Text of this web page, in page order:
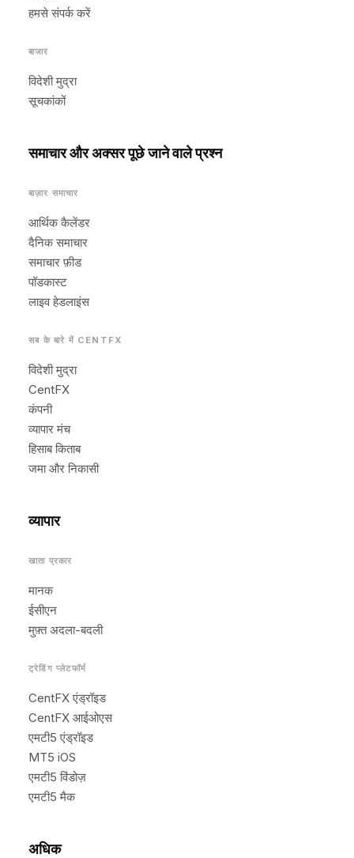
हमसे संपर्क करें
बाजार
विदेशी मुद्रा
सूचकांकों
समाचार और अक्सर पूछे जाने वाले प्रश्न
बाज़ार समाचार
आर्थिक कैलेंडर
दैनिक समाचार
समाचार फ़ीड
पॉडकास्ट
लाइव हेडलाइंस
सब के बारे में CENTFX
विदेशी मुद्रा
CentFX
कंपनी
व्यापार मंच
हिसाब किताब
जमा और निकासी
व्यापार
खाता प्रकार
मानक
ईसीएन
मुफ़्त अदला-बदली
ट्रेडिंग प्लेटफॉर्म
CentFX एंड्रॉइड
CentFX आईओएस
एमटी5 एंड्रॉइड
MT5 iOS
एमटी5 विंडोज़
एमटी5 मैक
अधिक